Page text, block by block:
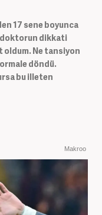
17 sene boyunca
doktorun dikkati
oldum. Ne tansiyon
döndü.
bu illeten
Makroo